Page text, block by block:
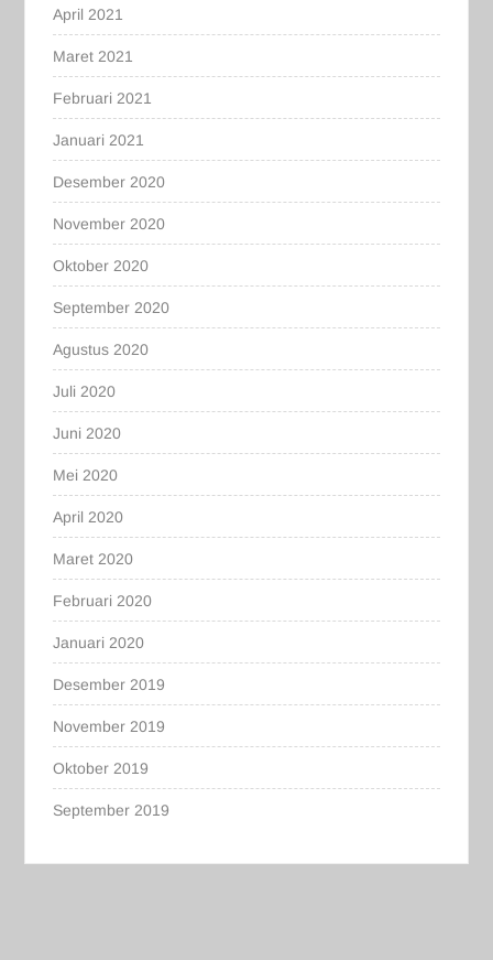
April 2021
Maret 2021
Februari 2021
Januari 2021
Desember 2020
November 2020
Oktober 2020
September 2020
Agustus 2020
Juli 2020
Juni 2020
Mei 2020
April 2020
Maret 2020
Februari 2020
Januari 2020
Desember 2019
November 2019
Oktober 2019
September 2019